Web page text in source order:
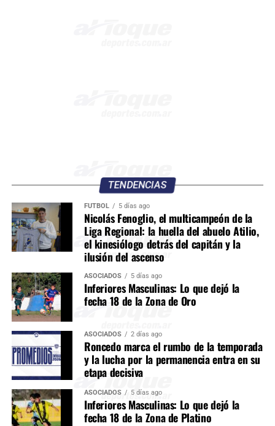
TENDENCIAS
FÚTBOL 5 días ago
Nicolás Fenoglio, el multicampeón de la
Liga Regional: la huella del abuelo Atilio,
el kinesiólogo detrás del capitán y la
ilusión del ascenso
ASOCIADOS 5 días ago
Inferiores Masculinas: Lo que dejó la
fecha 18 de la Zona de Oro
ASOCIADOS 2 días ago
Roncedo marca el rumbo de la temporada
y la lucha por la permanencia entra en su
etapa decisiva
ASOCIADOS 5 días ago
Inferiores Masculinas: Lo que dejó la
fecha 18 de la Zona de Platino